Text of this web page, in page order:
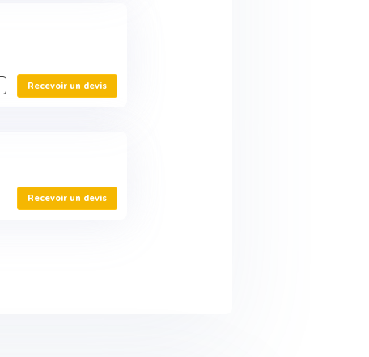
Recevoir un devis
Recevoir un devis